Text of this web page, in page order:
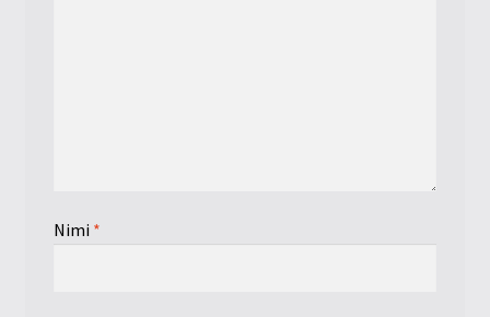
Nimi *